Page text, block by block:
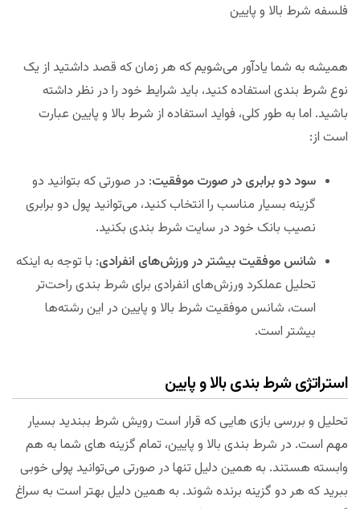
فلسفه شرط بالا و پایین
همیشه به شما یادآور می‌شویم که هر زمان که قصد داشتید از یک
نوع شرط بندی استفاده کنید، باید شرایط خود را در نظر داشته
باشید. اما به طور کلی، فواید استفاده از شرط بالا و پایین عبارت
است از:
سود دو برابری در صورت موفقیت: در صورتی که بتوانید دو
گزینه بسیار مناسب را انتخاب کنید، می‌توانید پول دو برابری
نصیب بانک خود در سایت شرط بندی بکنید.
شانس موفقیت بیشتر در ورزش‌های انفرادی: با توجه به اینکه
تحلیل عملکرد ورزش‌های انفرادی برای شرط بندی راحت‌تر
است، شانس موفقیت شرط بالا و پایین در این رشته‌ها
بیشتر است.
استراتژی شرط بندی بالا و پایین
تحلیل و بررسی بازی هایی که قرار است رویش شرط ببندید بسیار
مهم است. در شرط بندی بالا و پایین، تمام گزینه های شما به هم
وابسته هستند. به همین دلیل تنها در صورتی می‌توانید پولی خوبی
ببرید که هر دو گزینه برنده شوند. به همین دلیل بهتر است به سراغ